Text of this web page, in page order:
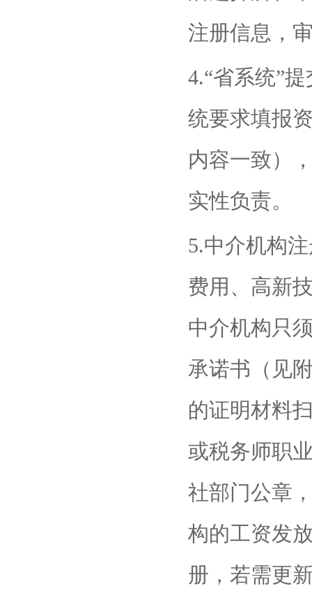
注册信息，
4.“省系统”
统要求填报
内容一致）
实性负责。
5.中介机构
费用、高新
中介机构只
承诺书（见
的证明材料
或税务师职
社部门公章
构的工资发
册，若需更